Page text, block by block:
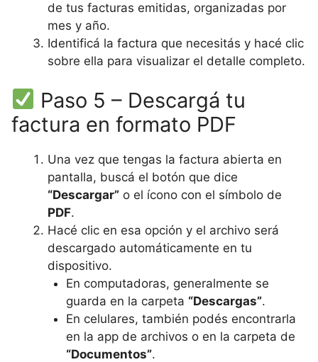
de tus facturas emitidas, organizadas por
mes y año.
Identificá la factura que necesitás y hacé clic
sobre ella para visualizar el detalle completo.
Paso 5 – Descargá tu
factura en formato PDF
Una vez que tengas la factura abierta en
pantalla, buscá el botón que dice
“Descargar” o el ícono con el símbolo de
PDF.
Hacé clic en esa opción y el archivo será
descargado automáticamente en tu
dispositivo.
En computadoras, generalmente se
guarda en la carpeta “Descargas”.
En celulares, también podés encontrarla
en la app de archivos o en la carpeta de
“Documentos”.